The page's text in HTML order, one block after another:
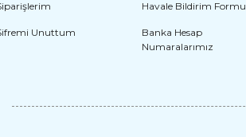
Süper Mario Kostümü Yetişkin
Unuttum
Havale Bildirim Formu
Banka Hesap
Numaralarımız